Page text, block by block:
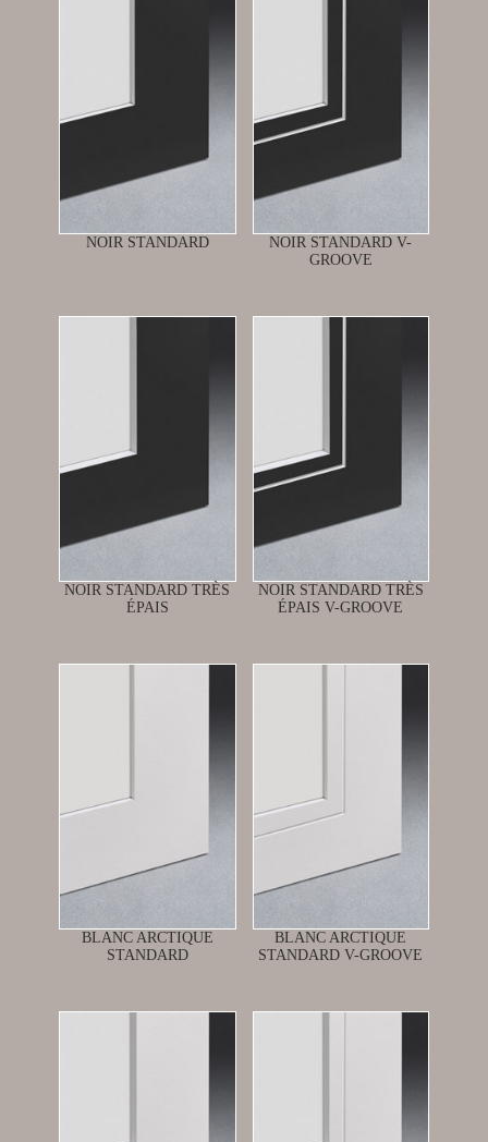
NOIR STANDARD
NOIR STANDARD V-
GROOVE
NOIR STANDARD TRÈS
ÉPAIS
NOIR STANDARD TRÈS
ÉPAIS V-GROOVE
BLANC ARCTIQUE
STANDARD
BLANC ARCTIQUE
STANDARD V-GROOVE